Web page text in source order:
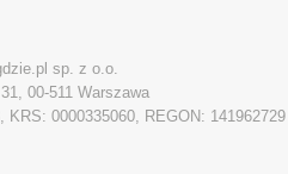
sp. z o.o.
00-511 Warszawa
KRS: 0000335060, REGON: 141962729